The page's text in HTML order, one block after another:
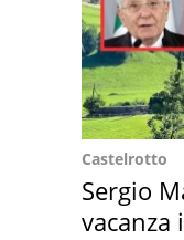
Castelrotto
Sergio
vacanza